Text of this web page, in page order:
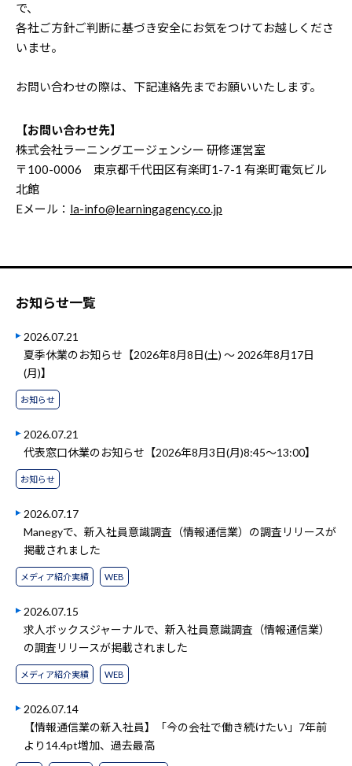
で、
各社ご方針ご判断に基づき安全にお気をつけてお越しくださ
いませ。
お問い合わせの際は、下記連絡先までお願いいたします。
【お問い合わせ先】
株式会社ラーニングエージェンシー 研修運営室
〒100-0006 東京都千代田区有楽町1-7-1 有楽町電気ビル
北館
Eメール： la-info@learningagency.co.jp
お知らせ一覧
2026.07.21
夏季休業のお知らせ【2026年8月8日(土) ～ 2026年8月17日
(月)】
お知らせ
2026.07.21
代表窓口休業のお知らせ【2026年8月3日(月)8:45～13:00】
お知らせ
2026.07.17
Manegyで、新入社員意識調査（情報通信業）の調査リリースが
掲載されました
メディア紹介実績 WEB
2026.07.15
求人ボックスジャーナルで、新入社員意識調査（情報通信業）
の調査リリースが掲載されました
メディア紹介実績 WEB
2026.07.14
【情報通信業の新入社員】「今の会社で働き続けたい」7年前
より14.4pt増加、過去最高